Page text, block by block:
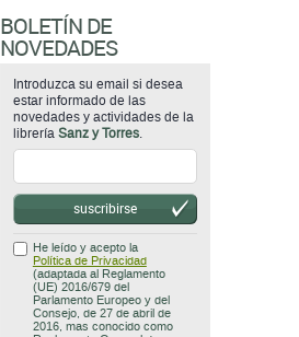
BOLETÍN DE
NOVEDADES
Introduzca su email si desea
estar informado de las
novedades y actividades de la
librería Sanz y Torres.
suscribirse
He leído y acepto la
Política de Privacidad
(adaptada al Reglamento
(UE) 2016/679 del
Parlamento Europeo y del
Consejo, de 27 de abril de
2016, mas conocido como